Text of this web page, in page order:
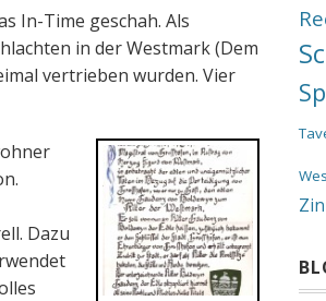
In-Time geschah. Als
in der Westmark (Dem
vertrieben wurden. Vier
Dazu